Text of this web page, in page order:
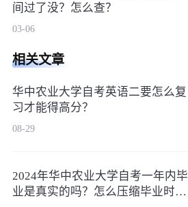
间过了没？怎么查？
03-06
相关文章
华中农业大学自考英语二要怎么复
习才能得高分？
08-29
2024年华中农业大学自考一年内毕
业是真实的吗？怎么压缩毕业时